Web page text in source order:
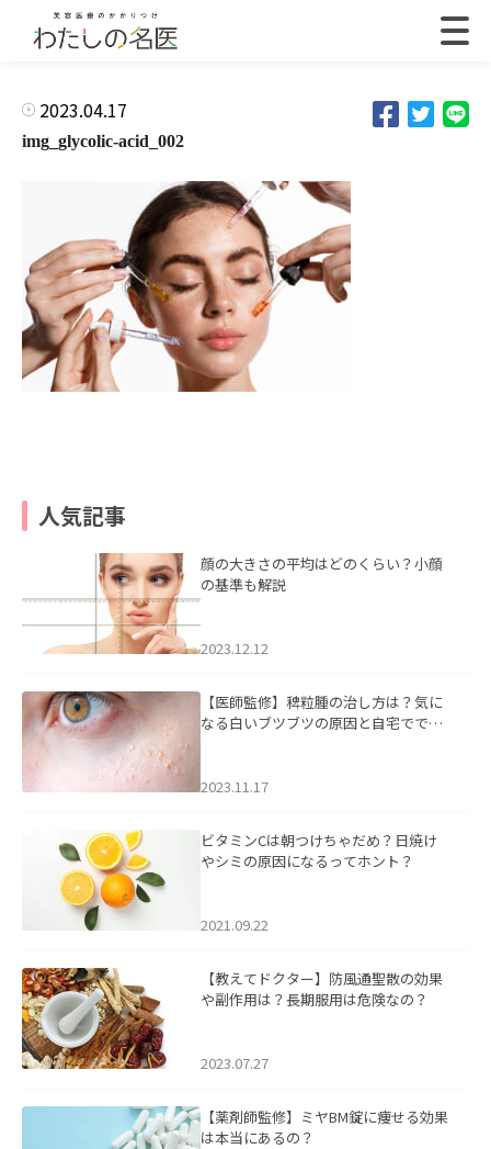
2023.04.17
img_glycolic-acid_002
人気記事
顔の大きさの平均はどのくらい？小顔
の基準も解説
2023.12.12
【医師監修】稗粒腫の治し方は？気に
なる白いブツブツの原因と自宅ででき
2023.11.17
ビタミンCは朝つけちゃだめ？日焼け
やシミの原因になるってホント？
2021.09.22
【教えてドクター】防風通聖散の効果
や副作用は？長期服用は危険なの？
2023.07.27
【薬剤師監修】ミヤBM錠に痩せる効果
は本当にあるの？